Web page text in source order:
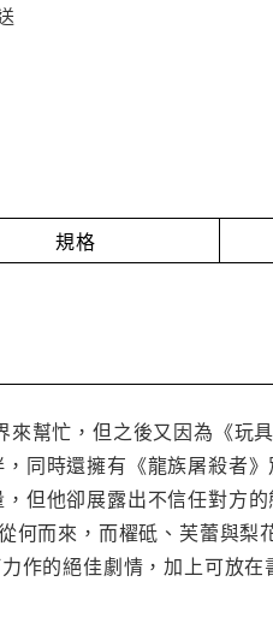
規格
幫忙，但之後又因為《玩
同時還擁有《龍族屠殺者
但他卻展露出不信任對方
何而來，而櫂砥、芙蕾與梨
的絕佳劇情，加上可放在